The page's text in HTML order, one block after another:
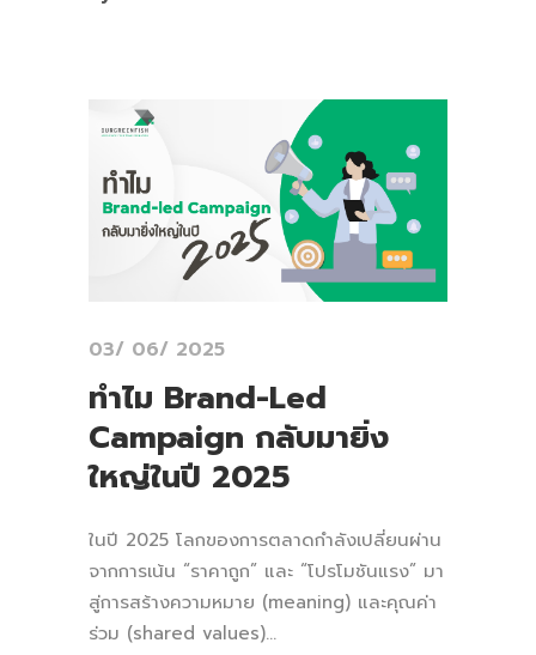
03/ 06/ 2025
ทำไม Brand-Led
Campaign กลับมายิ่ง
ใหญ่ในปี 2025
ในปี 2025 โลกของการตลาดกำลังเปลี่ยนผ่าน
จากการเน้น “ราคาถูก” และ “โปรโมชันแรง” มา
สู่การสร้างความหมาย (meaning) และคุณค่า
ร่วม (shared values)...